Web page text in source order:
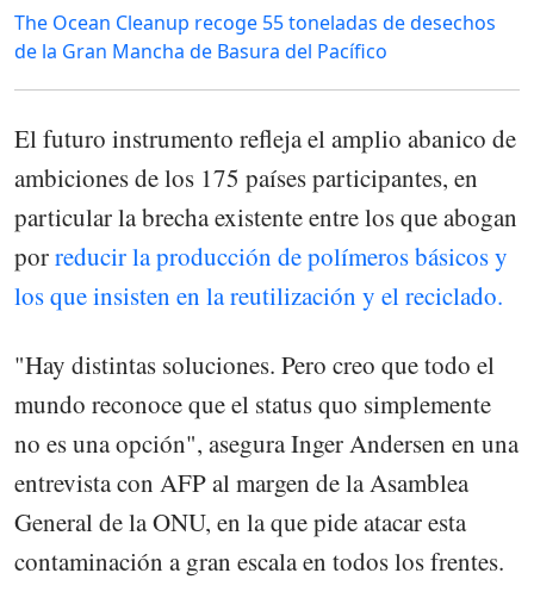
The Ocean Cleanup recoge 55 toneladas de desechos
de la Gran Mancha de Basura del Pacífico
El futuro instrumento refleja el amplio abanico de
ambiciones de los 175 países participantes, en
particular la brecha existente entre los que abogan
porreducir la producción de polímeros básicos y
los que insisten en la reutilización y el reciclado.
"Hay distintas soluciones. Pero creo que todo el
mundo reconoce que el status quo simplemente
no es una opción", asegura Inger Andersen en una
entrevista con AFP al margen de la Asamblea
General de la ONU, en la que pide atacar esta
contaminación a gran escala en todos los frentes.